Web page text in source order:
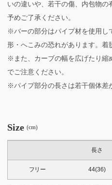
いの違いや、若干の傷、内包物の
予めご了承ください。
※バーの部分はパイプ材を使用し
形・へこみの恐れがあります。着
※また、カーブの幅を広げたり縮
でご注意ください。
※パイプ部分の長さは若干個体差
Size (cm)
長さ
フリー 44(36)